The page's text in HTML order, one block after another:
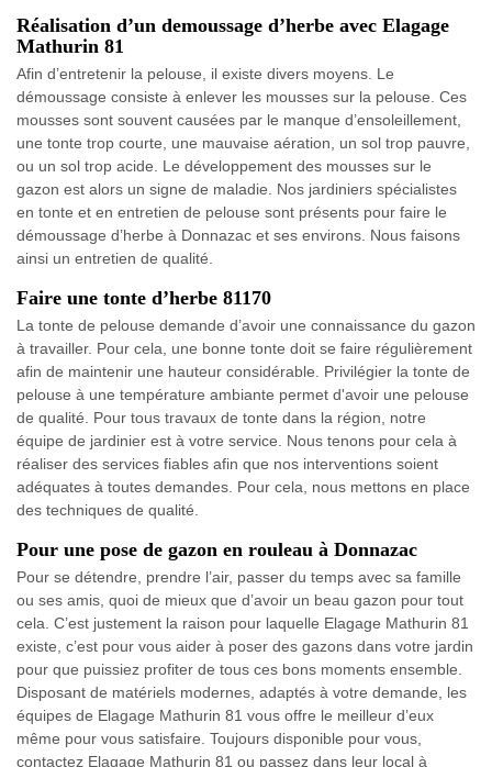
Réalisation d’un demoussage d’herbe avec Elagage
Mathurin 81
Afin d’entretenir la pelouse, il existe divers moyens. Le
démoussage consiste à enlever les mousses sur la pelouse. Ces
mousses sont souvent causées par le manque d’ensoleillement,
une tonte trop courte, une mauvaise aération, un sol trop pauvre,
ou un sol trop acide. Le développement des mousses sur le
gazon est alors un signe de maladie. Nos jardiniers spécialistes
en tonte et en entretien de pelouse sont présents pour faire le
démoussage d’herbe à Donnazac et ses environs. Nous faisons
ainsi un entretien de qualité.
Faire une tonte d’herbe 81170
La tonte de pelouse demande d’avoir une connaissance du gazon
à travailler. Pour cela, une bonne tonte doit se faire régulièrement
afin de maintenir une hauteur considérable. Privilégier la tonte de
pelouse à une température ambiante permet d'avoir une pelouse
de qualité. Pour tous travaux de tonte dans la région, notre
équipe de jardinier est à votre service. Nous tenons pour cela à
réaliser des services fiables afin que nos interventions soient
adéquates à toutes demandes. Pour cela, nous mettons en place
des techniques de qualité.
Pour une pose de gazon en rouleau à Donnazac
Pour se détendre, prendre l’air, passer du temps avec sa famille
ou ses amis, quoi de mieux que d’avoir un beau gazon pour tout
cela. C’est justement la raison pour laquelle Elagage Mathurin 81
existe, c’est pour vous aider à poser des gazons dans votre jardin
pour que puissiez profiter de tous ces bons moments ensemble.
Disposant de matériels modernes, adaptés à votre demande, les
équipes de Elagage Mathurin 81 vous offre le meilleur d’eux
même pour vous satisfaire. Toujours disponible pour vous,
contactez Elagage Mathurin 81 ou passez dans leur local à